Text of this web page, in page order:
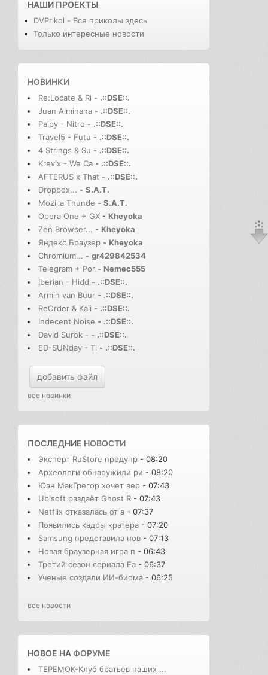
НАШИ ПРОЕКТЫ
DVPrikol - Все приколы здесь
Только интересные новости
НОВИНКИ
Re:Locate & Ri - .::DSE::.
Juan Alminana - .::DSE::.
Paipy - Nitro - .::DSE::.
Travel5 - Futu - .::DSE::.
4 Strings & Su - .::DSE::.
Krevix - We Ca - .::DSE::.
AFTERUS x That - .::DSE::.
Dropbox... - S.A.T.
Mozilla Thunde - S.A.T.
Opera One + GX - Kheyoka
Zen Browser... - Kheyoka
Яндекс Браузер - Kheyoka
Chromium... - gr429842534
Telegram + Por - Nemec555
Iberian - Hidd - .::DSE::.
Armin van Buur - .::DSE::.
ReOrder & Kali - .::DSE::.
Indecent Noise - .::DSE::.
David Surok - - .::DSE::.
ED-SUNday - Ti - .::DSE::.
добавить файл
все новинки
ПОСЛЕДНИЕ НОВОСТИ
Эксперт RuStore предупр - 08:20
Археологи обнаружили ри - 08:20
Юэн МакГрегор хочет вер - 07:43
Ubisoft раздаёт Ghost R - 07:43
Netflix отказалась от а - 07:37
Появились кадры кратера - 07:20
Samsung представила нов - 07:13
Новая браузерная игра п - 06:43
Третий сезон сериала Fa - 06:37
Ученые создали ИИ-биома - 06:25
все новости
НОВОЕ НАФОРУМЕ
ТЕРЕМОК-Клуб братьев наших ...